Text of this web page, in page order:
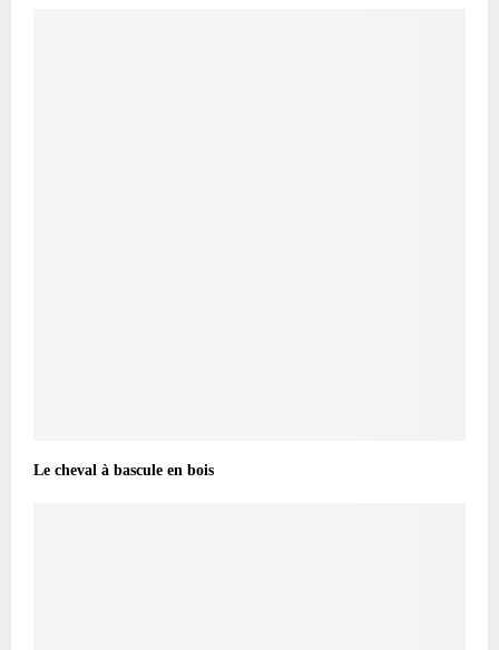
Le cheval à bascule en bois